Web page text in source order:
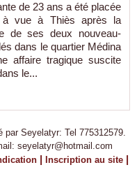
de 23 ans a été placée
à vue à Thiès après la
de ses deux nouveau-
dans le quartier Médina
affaire tragique suscite
le...
par Seyelatyr: Tel 775312579.
seyelatyr@hotmail.com
| Inscription au site |